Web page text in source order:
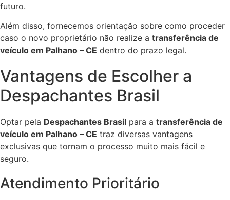
futuro.
Além disso, fornecemos orientação sobre como proceder
caso o novo proprietário não realize a transferência de
veículo em Palhano – CE dentro do prazo legal.
Vantagens de Escolher a
Despachantes Brasil
Optar pela Despachantes Brasil para a transferência de
veículo em Palhano – CE traz diversas vantagens
exclusivas que tornam o processo muito mais fácil e
seguro.
Atendimento Prioritário